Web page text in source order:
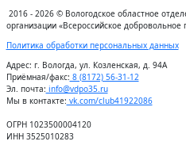
2016 - 2026 © Вологодское областное
организации «Всероссийское
Политика обработки персональных данных
Адрес: г. Вологда, ул. Козленская, д. 94А
Приёмная/факс: 8 (8172) 56-31-12
Эл. почта: info@vdpo35.ru
Мы в контакте: vk.com/club41922086
ОГРН 1023500004120
ИНН 3525010283